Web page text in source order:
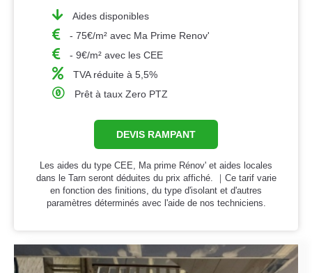
Aides disponibles
- 75€/m² avec Ma Prime Renov'
- 9€/m² avec les CEE
TVA réduite à 5,5%
Prêt à taux Zero PTZ
DEVIS RAMPANT
Les aides du type CEE, Ma prime Rénov' et aides locales
dans le Tarn seront déduites du prix affiché. ｜Ce tarif varie
en fonction des finitions, du type d'isolant et d'autres
paramètres déterminés avec l'aide de nos techniciens.